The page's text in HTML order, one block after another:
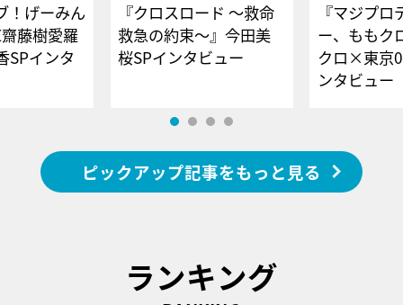
！げーみん
藤樹愛羅
SPインタ
『クロスロード ～救命
救急の約束～』今田美
桜SPインタビュー
『マジプロ
ー、ももク
クロ×東京
ンタビュー
ピックアップ記事をもっと見る
ランキング